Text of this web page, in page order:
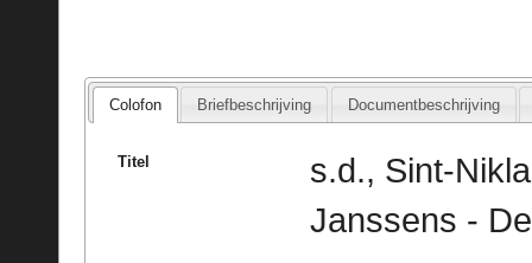
Colofon Briefbeschrijving Documentbeschrijving
Titel
s.d., Sint-
Janssens -